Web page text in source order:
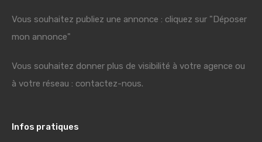
Vous souhaitez publiez une annonce : cliquez sur "Déposer
mon annonce"
Vous souhaitez donner plus de visibilité à votre agence ou
à votre réseau : contactez-nous.
Infos pratiques